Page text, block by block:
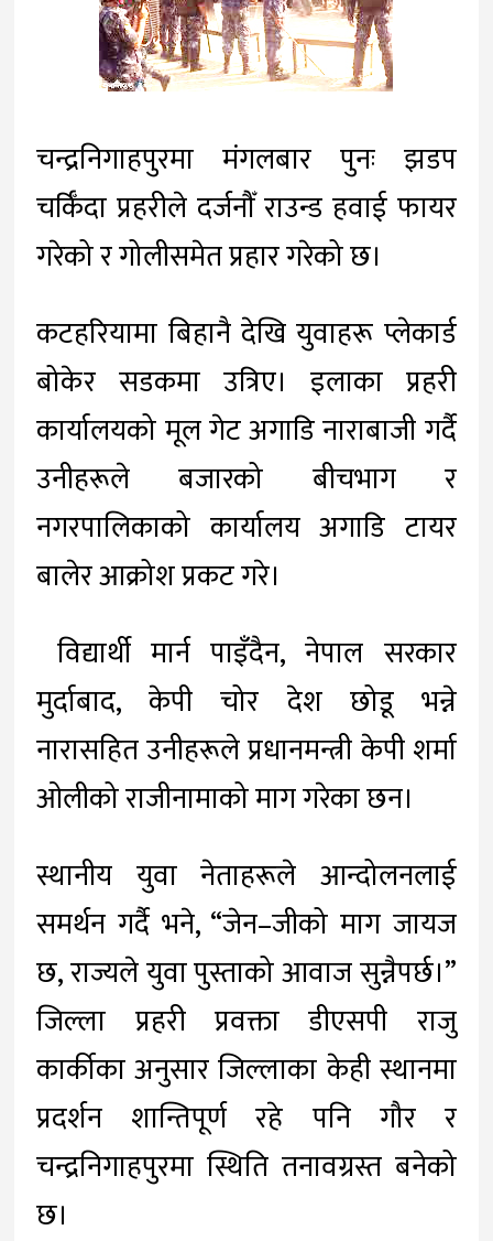
चन्द्रनिगाहपुरमा मंगलबार पुनः झडप
चर्किँदा प्रहरीले दर्जनौँ राउन्ड हवाई फायर
गरेको र गोलीसमेत प्रहार गरेको छ।
कटहरियामा बिहानै देखि युवाहरू प्लेकार्ड
बोकेर सडकमा उत्रिए। इलाका प्रहरी
कार्यालयको मूल गेट अगाडि नाराबाजी गर्दै
उनीहरूले बजारको बीचभाग र
नगरपालिकाको कार्यालय अगाडि टायर
बालेर आक्रोश प्रकट गरे।
विद्यार्थी मार्न पाइँदैन, नेपाल सरकार
मुर्दाबाद, केपी चोर देश छोडू भन्ने
नारासहित उनीहरूले प्रधानमन्त्री केपी शर्मा
ओलीको राजीनामाको माग गरेका छन।
स्थानीय युवा नेताहरूले आन्दोलनलाई
समर्थन गर्दै भने, “जेन–जीको माग जायज
छ, राज्यले युवा पुस्ताको आवाज सुन्नैपर्छ।”
जिल्ला प्रहरी प्रवक्ता डीएसपी राजु
कार्कीका अनुसार जिल्लाका केही स्थानमा
प्रदर्शन शान्तिपूर्ण रहे पनि गौर र
चन्द्रनिगाहपुरमा स्थिति तनावग्रस्त बनेको
छ।